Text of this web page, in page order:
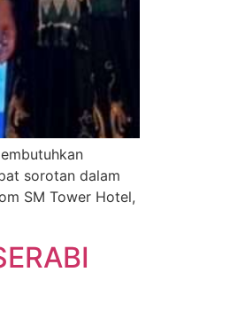
sorotan dalam
SM Tower Hotel,